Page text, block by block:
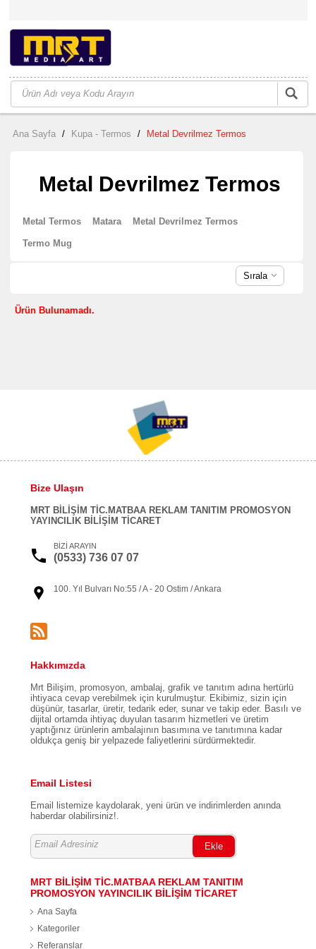
Ana Sayfa / Kupa - Termos / Metal Devrilmez Termos
Metal Devrilmez Termos
Metal Termos Matara Metal Devrilmez Termos
Termo Mug
Sırala
Ürün Bulunamadı.
Bize Ulaşın
MRT BİLİŞİM TİC.MATBAA REKLAM TANITIM PROMOSYON
YAYINCILIK BİLİŞİM TİCARET
BİZİ ARAYIN
(0533) 736 07 07
100. Yıl Bulvarı No:55 / A - 20 Ostim / Ankara
Hakkımızda
Mrt Bilişim, promosyon, ambalaj, grafik ve tanıtım adına hertürlü
ihtiyaca cevap verebilmek için kurulmuştur. Ekibimiz, sizin için
düşünür, tasarlar, üretir, tedarik eder, sunar ve takip eder. Basılı ve
dijital ortamda ihtiyaç duyulan tasarım hizmetleri ve üretim
yaptığınız ürünlerin ambalajının basımına ve tanıtımına kadar
oldukça geniş bir yelpazede faliyetlerini sürdürmektedir.
Email Listesi
Email listemize kaydolarak, yeni ürün ve indirimlerden anında
haberdar olabilirsiniz!.
Ekle
MRT BİLİŞİM TİC.MATBAA REKLAM TANITIM
PROMOSYON YAYINCILIK BİLİŞİM TİCARET
Ana Sayfa
Kategoriler
Referanslar